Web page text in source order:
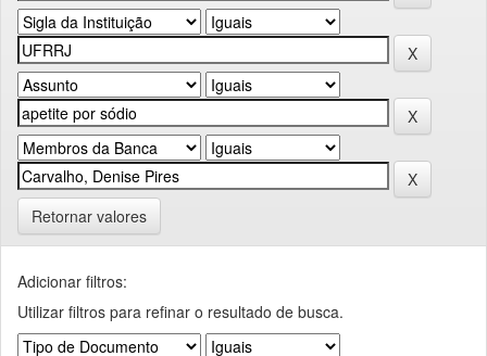
Retornar valores
Adicionar filtros:
Utilizar filtros para refinar o resultado de busca.